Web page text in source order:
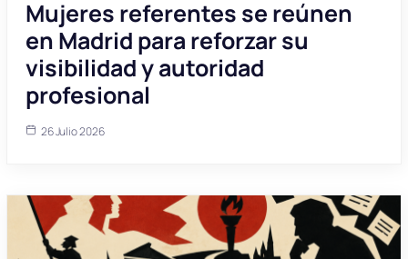
Mujeres referentes se reúnen
en Madrid para reforzar su
visibilidad y autoridad
profesional
26 Julio 2026